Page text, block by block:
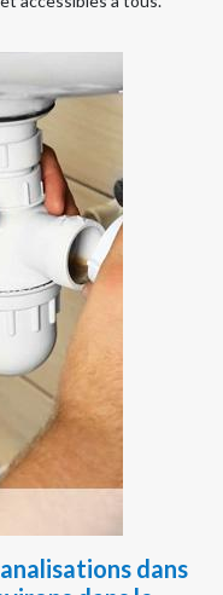
dans